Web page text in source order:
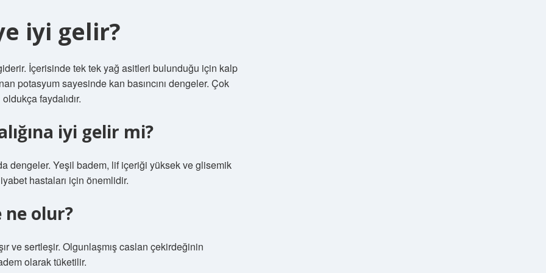
iyi gelir?
İçerisinde tek tek yağ asitleri bulunduğu için kalp
potasyum sayesinde kan basıncını dengeler. Çok
faydalıdır.
iyi gelir mi?
dengeler. Yeşil badem, lif içeriği yüksek ve glisemik
hastaları için önemlidir.
ne olur?
ve sertleşir. Olgunlaşmış caslan çekirdeğinin
olarak tüketilir.